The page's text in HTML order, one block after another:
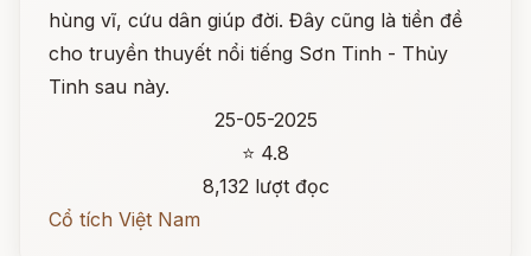
hùng vĩ, cứu dân giúp đời. Đây cũng là tiền đề
cho truyền thuyết nổi tiếng Sơn Tinh - Thủy
Tinh sau này.
25-05-2025
⭐ 4.8
8,132 lượt đọc
Cổ tích Việt Nam